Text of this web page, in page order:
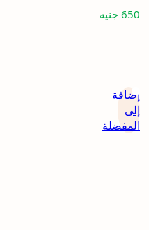
650 جنيه
إضافة
إلى
المفضلة